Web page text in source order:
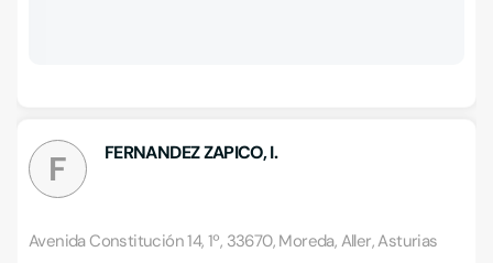
F FERNANDEZ ZAPICO, I.
Avenida Constitución 14, 1º, 33670, Moreda, Aller, Asturias